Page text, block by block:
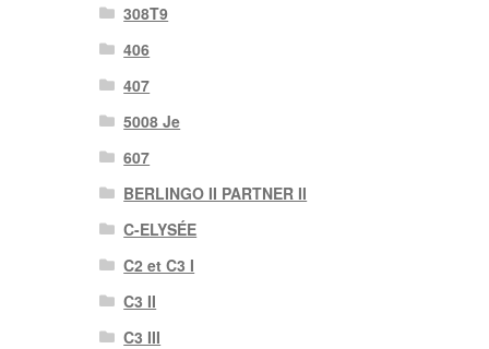
308T9
406
407
5008 Je
607
BERLINGO II PARTNER II
C-ELYSÉE
C2 et C3 I
C3 II
C3 III